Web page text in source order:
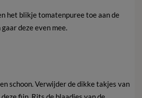
het blikje tomatenpuree toe aan de
deze even mee.
schoon. Verwijder de dikke takjes van